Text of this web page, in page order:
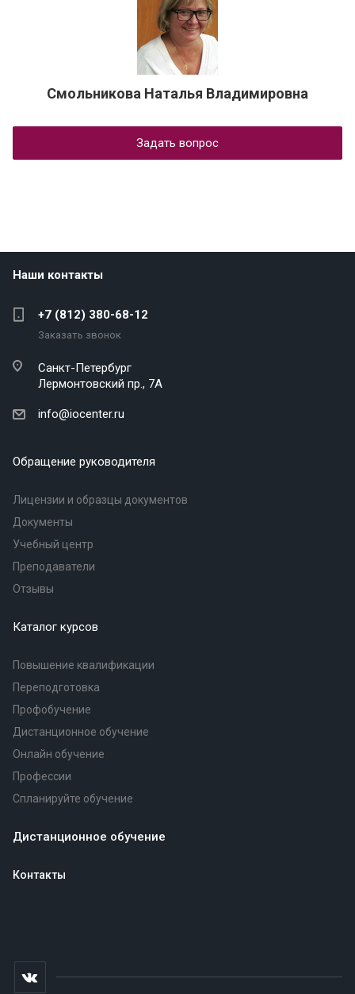
Смольникова Наталья Владимировна
Задать вопрос
Наши контакты
+7 (812) 380-68-12
Заказать звонок
Санкт-Петербург
Лермонтовский пр., 7А
info@iocenter.ru
Обращение руководителя
Лицензии и образцы документов
Документы
Учебный центр
Преподаватели
Отзывы
Каталог курсов
Повышение квалификации
Переподготовка
Профобучение
Дистанционное обучение
Онлайн обучение
Профессии
Спланируйте обучение
Дистанционное обучение
Контакты